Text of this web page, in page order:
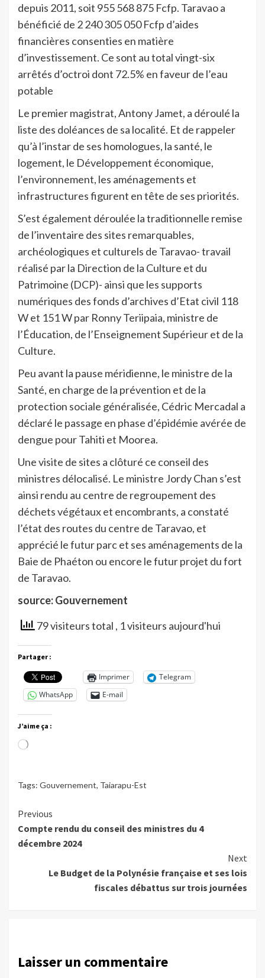
depuis 2011, soit 955 568 875 Fcfp. Taravao a
bénéficié de 2 240 305 050 Fcfp d’aides
financières consenties en matière
d’investissement. Ce sont au total vingt-six
arrêtés d’octroi dont 72.5% en faveur de l’eau
potable
Le premier magistrat, Antony Jamet, a déroulé la
liste des doléances de sa localité. Et de rappeler
qu’à l’instar de ses homologues, la santé, le
logement, le Développement économique,
l’environnement, les aménagements et
infrastructures figurent en tête de ses priorités.
S’est également déroulée la traditionnelle remise
de l’inventaire des sites remarquables,
archéologiques et culturels de Taravao- travail
réalisé par la Direction de la Culture et du
Patrimoine (DCP)- ainsi que les supports
numériques des fonds d’archives d’Etat civil 118
W et 151 W par Ronny Teriipaia, ministre de
l’Éducation, de l’Enseignement Supérieur et de la
Culture.
Peu avant la pause méridienne, le ministre de la
Santé, en charge de la prévention et de la
protection sociale généralisée, Cédric Mercadal a
déclaré le passage en phase d’épidémie avérée de
dengue pour Tahiti et Moorea.
Une visite de sites a clôturé ce conseil des
ministres délocalisé. Le ministre Jordy Chan s’est
ainsi rendu au centre de regroupement des
déchets végétaux et encombrants, a constaté
l’état des routes du centre de Taravao, et
apprécié le futur parc et ses aménagements de la
Baie de Phaéton ou encore le futur projet du fort
de Taravao.
source: Gouvernement
79 visiteurs total , 1 visiteurs aujourd'hui
Partager :
Imprimer
Telegram
WhatsApp
E-mail
J’aime ça :
Chargement…
Tags: Gouvernement, Taiarapu-Est
Continue
Reading
Previous
Compte rendu du conseil des ministres du 4
décembre 2024
Next
Le Budget de la Polynésie française et ses lois
fiscales débattus sur trois journées
Laisser un commentaire